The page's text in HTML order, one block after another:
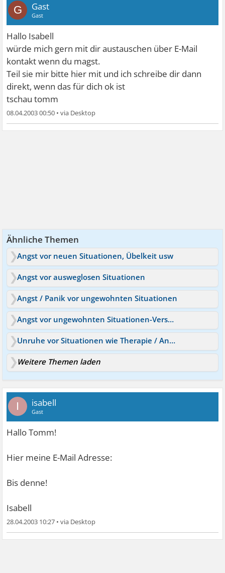
G Gast
Gast
Hallo Isabell
würde mich gern mit dir austauschen über E-Mail
kontakt wenn du magst.
Teil sie mir bitte hier mit und ich schreibe dir dann
direkt, wenn das für dich ok ist
tschau tomm
08.04.2003 00:50 •
Ähnliche Themen
Angst vor neuen Situationen, Übelkeit usw
Angst vor ausweglosen Situationen
Angst / Panik vor ungewohnten Situationen
Angst vor ungewohnten Situationen-Versagensangst
Unruhe vor Situationen wie Therapie / Angst
Weitere Themen laden
I isabell
Gast
Hallo Tomm!
Hier meine E-Mail Adresse:
Bis denne!
Isabell
28.04.2003 10:27 •